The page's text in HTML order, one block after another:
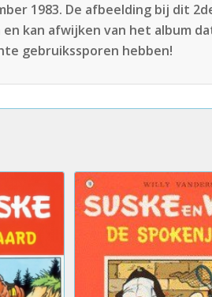
1983. De afbeelding bij dit
en kan afwijken van het album
gebruikssporen hebben!